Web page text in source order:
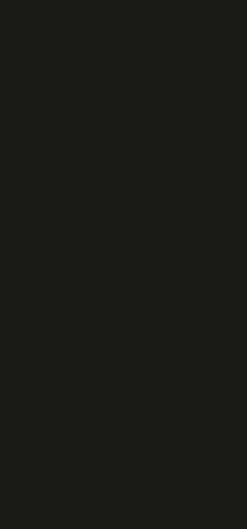
as contratações para o
o retorno de
o volante do